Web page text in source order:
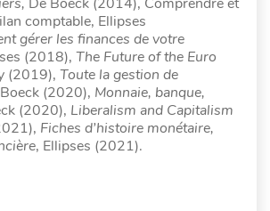
comptable, Ellipses
gérer les finances de votre
(2018), The Future of the Euro
(2019), Toute la gestion de
(2020), Monnaie, banque,
(2020), Liberalism and Capitalism
Fiches d’histoire monétaire,
, Ellipses (2021).